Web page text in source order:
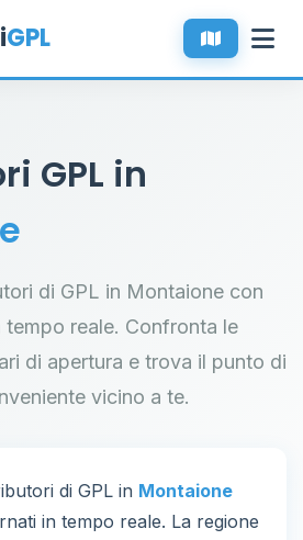
GPL
GPL in
di GPL in Montaione con
reale. Confronta le
di apertura e trova il punto di
vicino a te.
di GPL in Montaione
in tempo reale. La regione